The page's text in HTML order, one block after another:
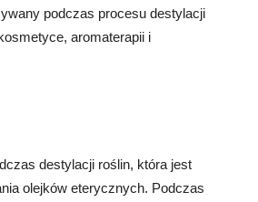
podczas procesu destylacji
aromaterapii i
destylacji roślin, która jest
olejków eterycznych. Podczas